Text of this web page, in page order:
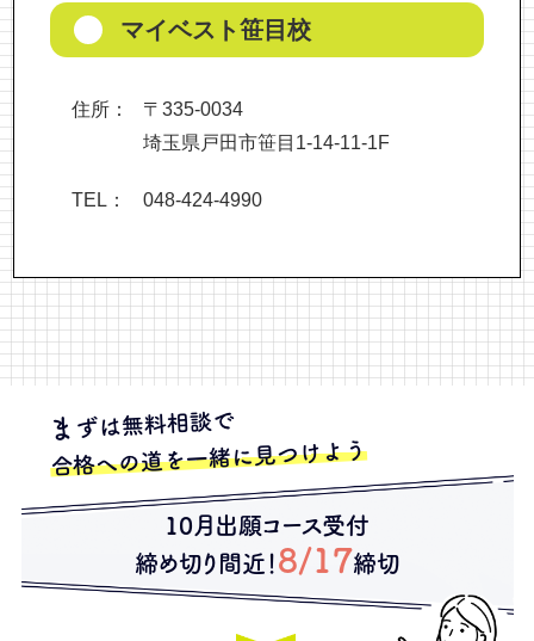
マイベスト笹目校
住所：
〒335-0034
埼玉県戸田市笹目1-14-11-1F
TEL： 048-424-4990
ま ずは無料相談で
合格への道を一緒に見つけよう
10月出願コース受付
締め切り間近！ 8/17締切